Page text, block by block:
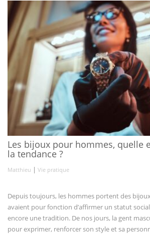
Les bijoux pour hommes, quelle
la tendance ?
Matthieu | Vie pratique
Depuis toujours, les hommes portent des
avaient pour fonction d’affirmer un statut
encore une tradition. De nos jours, la gent
pour exprimer, renforcer son style et sa